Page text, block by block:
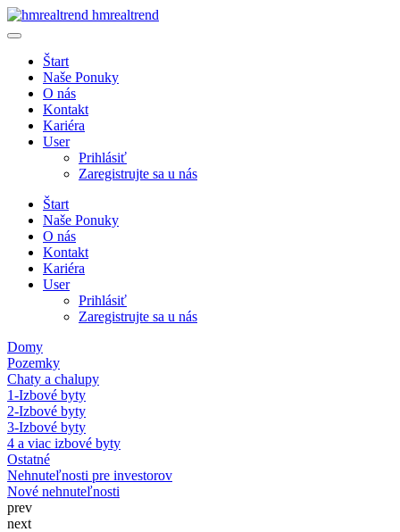
hmrealtrend
Štart
Naše Ponuky
O nás
Kontakt
Kariéra
User
Prihlásiť
Zaregistrujte sa u nás
Štart
Naše Ponuky
O nás
Kontakt
Kariéra
User
Prihlásiť
Zaregistrujte sa u nás
Domy
Pozemky
Chaty a chalupy
1-Izbové byty
2-Izbové byty
3-Izbové byty
4 a viac izbové byty
Ostatné
Nehnuteľnosti pre investorov
Nové nehnuteľnosti
prev
next